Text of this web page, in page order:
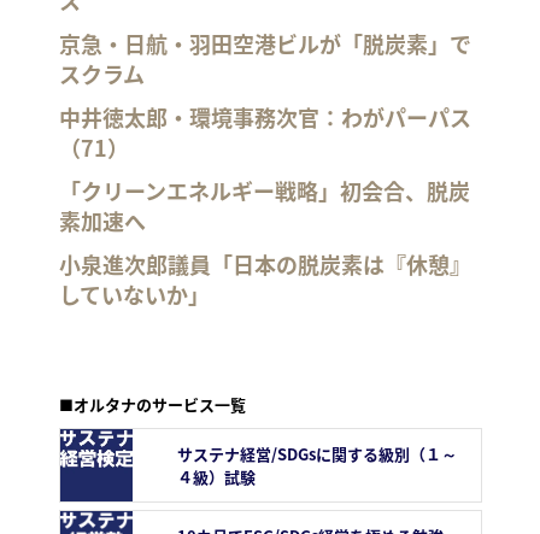
京急・日航・羽田空港ビルが「脱炭素」で
スクラム
中井徳太郎・環境事務次官：わがパーパス
（71）
「クリーンエネルギー戦略」初会合、脱炭
素加速へ
小泉進次郎議員「日本の脱炭素は『休憩』
していないか」
■オルタナのサービス一覧
サステナ経営/SDGsに関する級別（１～
４級）試験